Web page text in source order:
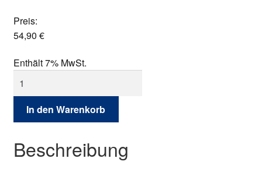
Preis:
54,90 €
Enthält 7% MwSt.
Bewegung
Menge
In den Warenkorb
Beschreibung